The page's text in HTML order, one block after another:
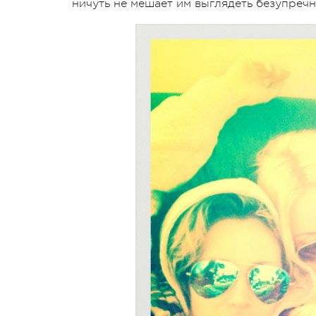
ничуть не мешает им выглядеть